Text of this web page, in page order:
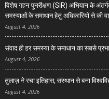
विशेष गहन पुनरीक्षण (SIR) अभियान के
समस्याओं के समाधान हेतु अधिकारियों से की
August 4, 2026
संवाद ही हर समस्या के समाधान का सबसे
August 4, 2026
तुलाज़ ने रचा इतिहास, संस्थान से बना
August 4, 2026